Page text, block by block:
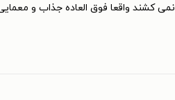
کشند واقعا فوق العاده جذاب و